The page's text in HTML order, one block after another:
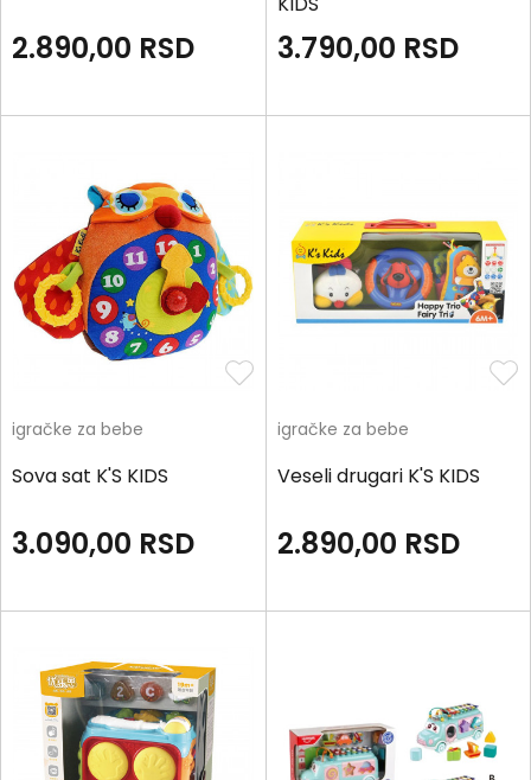
2.890,00 RSD 3.790,00 RSD
igračke za bebe
Sova sat K'S KIDS
3.090,00 RSD
igračke za bebe
Veseli drugari K'S KIDS
2.890,00 RSD